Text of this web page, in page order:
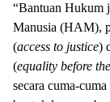
“Bantuan Hukum
Manusia (HAM),
(access to justice)
(equality before
secara cuma-